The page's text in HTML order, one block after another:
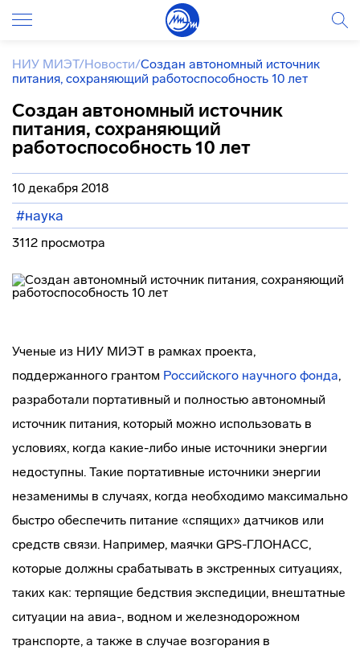
НИУ МИЭТ/Новости/Создан автономный источник
питания, сохраняющий работоспособность 10 лет
Создан автономный источник
питания, сохраняющий
работоспособность 10 лет
10 декабря 2018
#наука
3112 просмотра
Ученые из НИУ МИЭТ в рамках проекта,
поддержанного грантом Российского научного фонда,
разработали портативный и полностью автономный
источник питания, который можно использовать в
условиях, когда какие-либо иные источники энергии
недоступны. Такие портативные источники энергии
незаменимы в случаях, когда необходимо максимально
быстро обеспечить питание «спящих» датчиков или
средств связи. Например, маячки GPS-ГЛОНАСС,
которые должны срабатывать в экстренных ситуациях,
таких как: терпящие бедствия экспедиции, внештатные
ситуации на авиа-, водном и железнодорожном
транспорте, а также в случае возгорания в